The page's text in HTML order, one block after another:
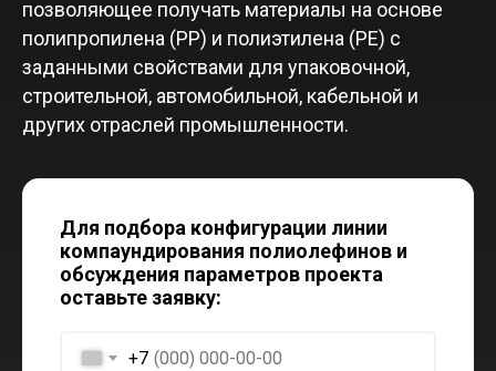
позволяющее получать материалы на основе
полипропилена (PP) и полиэтилена (PE) с
заданными свойствами для упаковочной,
строительной, автомобильной, кабельной и
других отраслей промышленности.
Для подбора конфигурации линии
компаундирования полиолефинов и
обсуждения параметров проекта
оставьте заявку:
+7